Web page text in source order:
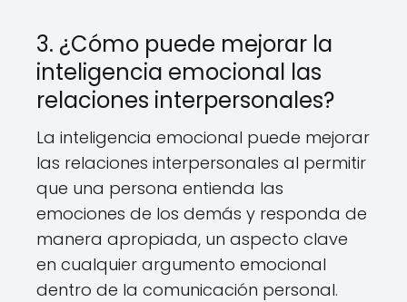
3. ¿Cómo puede mejorar la
inteligencia emocional las
relaciones interpersonales?
La inteligencia emocional puede mejorar
las relaciones interpersonales al permitir
que una persona entienda las
emociones de los demás y responda de
manera apropiada, un aspecto clave
en cualquier argumento emocional
dentro de la comunicación personal.